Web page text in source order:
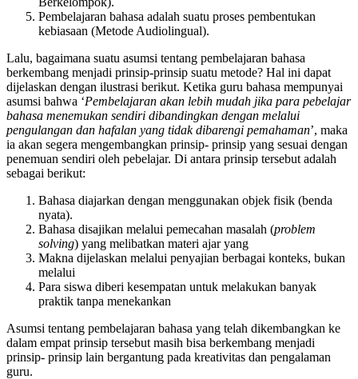
Pembelajaran bahasa adalah suatu proses pembentukan
kebiasaan (Metode Audiolingual).
Lalu, bagaimana suatu asumsi tentang pembelajaran bahasa
berkembang menjadi prinsip-prinsip suatu metode? Hal ini dapat
dijelaskan dengan ilustrasi berikut. Ketika guru bahasa mempunyai
asumsi bahwa ‘Pembelajaran akan lebih mudah jika para pebelajar
bahasa menemukan sendiri dibandingkan dengan melalui
pengulangan dan hafalan yang tidak dibarengi pemahaman’, maka
ia akan segera mengembangkan prinsip- prinsip yang sesuai dengan
penemuan sendiri oleh pebelajar. Di antara prinsip tersebut adalah
sebagai berikut:
Bahasa diajarkan dengan menggunakan objek fisik (benda
nyata).
Bahasa disajikan melalui pemecahan masalah (problem
solving) yang melibatkan materi ajar yang
Makna dijelaskan melalui penyajian berbagai konteks, bukan
melalui
Para siswa diberi kesempatan untuk melakukan banyak
praktik tanpa menekankan
Asumsi tentang pembelajaran bahasa yang telah dikembangkan ke
dalam empat prinsip tersebut masih bisa berkembang menjadi
prinsip- prinsip lain bergantung pada kreativitas dan pengalaman
guru.